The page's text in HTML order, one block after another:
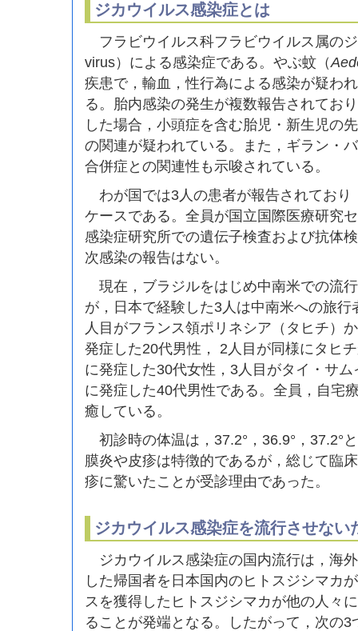
ジカウイルス感染症とは
フラビウイルス科フラビウイルス属の
virus）による感染症である。やぶ蚊（
疾患で，輸血，性行為による感染が疑わ
る。胎内感染の発生が複数報告されてお
した場合，小頭症を含む胎児・新生児の
の関連が疑われている。また，ギラン・
合併症との関連性も示唆されている。
わが国では3人の患者が報告されており
ケースである。全員が国立国際医療研究
感染症研究所での遺伝子検査および抗体
次感染の報告はない。
現在，ブラジルをはじめ中南米での流
が，日本で経験した3人は中南米への旅
人目がフランス領ポリネシア（タヒチ）
発症した20代男性， 2人目が同様にタヒ
に発症した30代女性，3人目がタイ・サ
に発症した40代男性である。全員，自宅
癒している。
初診時の体温は，37.2°，36.9°，37.2°
膜炎や皮疹は特徴的であるが，総じて臨
疹に驚いたことが受診理由であった。
ジカウイルス感染症を流行させない
ジカウイルス感染症の国内流行は，海
した帰国者を日本国内のヒトスジシマカ
スを獲得したヒトスジシマカが他の人々
ることが発端となる。したがって，次の